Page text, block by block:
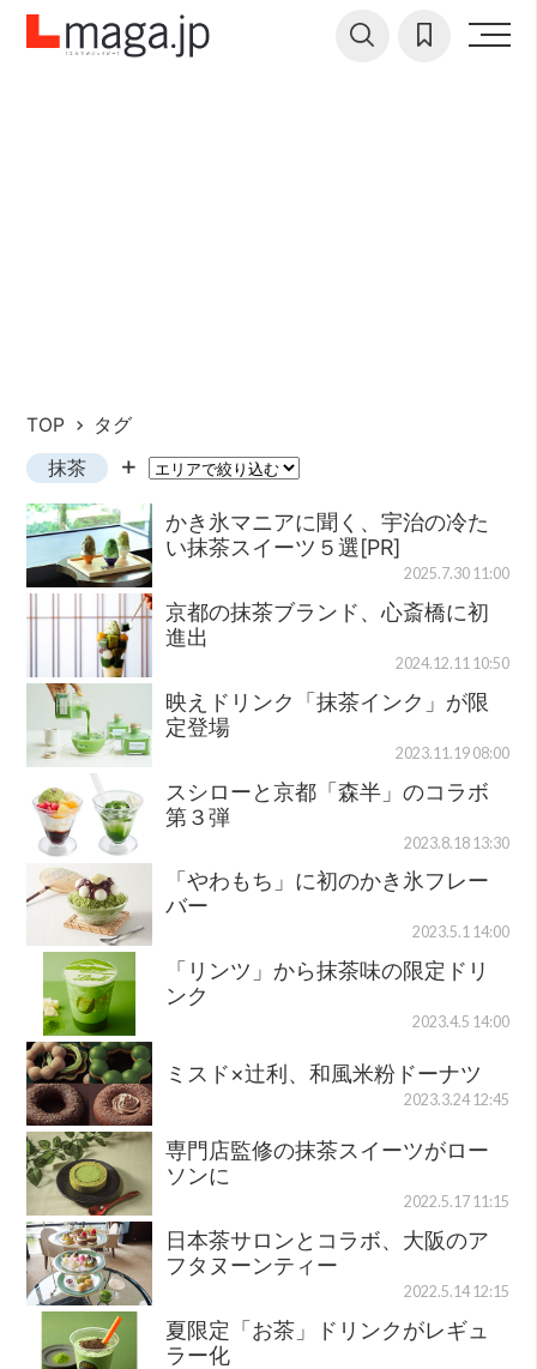
TOP
タグ
抹茶
かき氷マニアに聞く、宇治の冷た
い抹茶スイーツ５選[PR]
2025.7.30 11:00
京都の抹茶ブランド、心斎橋に初
進出
2024.12.11 10:50
映えドリンク「抹茶インク」が限
定登場
2023.11.19 08:00
スシローと京都「森半」のコラボ
第３弾
2023.8.18 13:30
「やわもち」に初のかき氷フレー
バー
2023.5.1 14:00
「リンツ」から抹茶味の限定ドリ
ンク
2023.4.5 14:00
ミスド×辻利、和風米粉ドーナツ
2023.3.24 12:45
専門店監修の抹茶スイーツがロー
ソンに
2022.5.17 11:15
日本茶サロンとコラボ、大阪のア
フタヌーンティー
2022.5.14 12:15
夏限定「お茶」ドリンクがレギュ
ラー化